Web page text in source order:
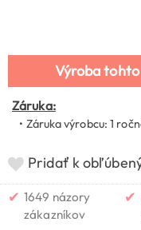
Výroba
Záruka:
• Záruka výrobcu: 1
Pridať k
✔ 1649 názory
zákazníkov
✔